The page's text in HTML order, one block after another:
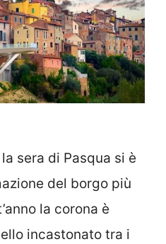
sera di Pasqua si è
del borgo più
la corona è
incastonato tra i